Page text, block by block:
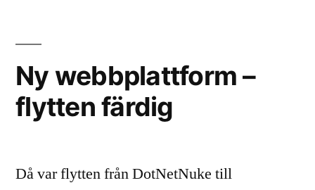
Ny webbplattform –
flytten färdig
Då var flytten från DotNetNuke till